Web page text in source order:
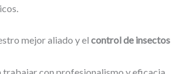
mejor aliado y el control de